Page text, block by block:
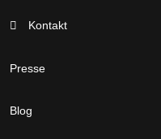
Kontakt
Presse
Blog